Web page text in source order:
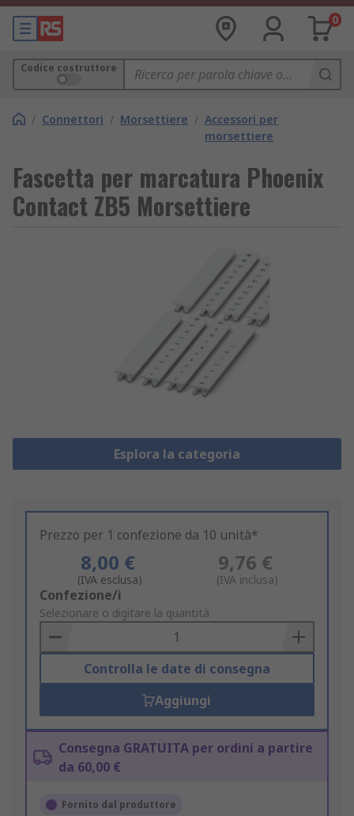
0
Codice costruttore
/ Connettori / Morsettiere / Accessori per
morsettiere
Fascetta per marcatura Phoenix
Contact ZB5 Morsettiere
Esplora la categoria
Prezzo per 1 confezione da 10 unità*
8,00 €
(IVA esclusa)
9,76 €
(IVA inclusa)
Add
to
Basket
Confezione/i
Selezionare o digitare la quantità
Controlla le date di consegna
Aggiungi
Consegna GRATUITA per ordini a partire
da 60,00 €
Fornito dal produttore